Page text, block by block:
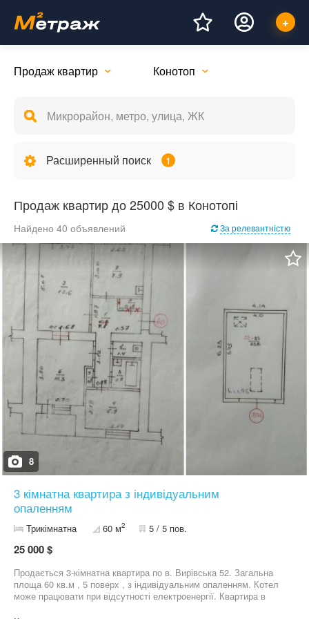
Продаж квартир Конотоп
Расширенный поиск 1
Продаж квартир до 25000 $ в Конотопі
Найдено 40 объявлений За релевантністю
8
3 кімнатна квартира з індивідуальним
опаленням
Трикімнатна 60 м2 5 / 5 пов.
25 000 $
Продається 3-кімнатна квартира по в. Вирівська 52. Загальна
площа 60 кв.м , 5 поверх , з індивідуальним опаленням. Котел
може працювати при відсутності електроенергії. Квартира в